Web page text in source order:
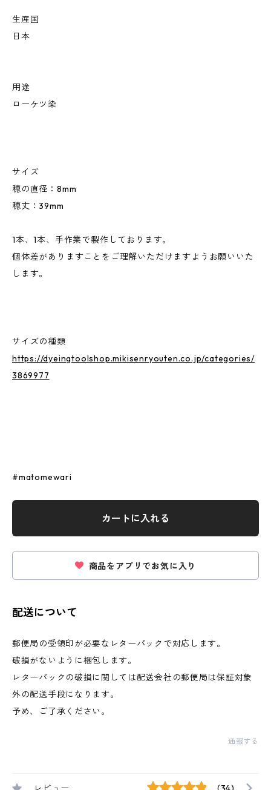
生産国
日本
用途
ローケツ染
サイズ
穂の直径：8mm
穂丈：39mm
1本、1本、手作業で製作しております。
個体差がありますことをご理解いただけますようお願いいた
します。
サイズの種類
https://dyeingtoolshop.mikisenryouten.co.jp/categories/
3869977
#matomewari
カートに入れる
商品をアプリでお気に入り
配送について
郵便局の受領印が必要なレターパックで対応します。
破損がないように梱包します。
レターパックの破損に関しては配送会社の郵便局は保証対象
外の配送手段になります。
予め、ご了承ください。
通報する